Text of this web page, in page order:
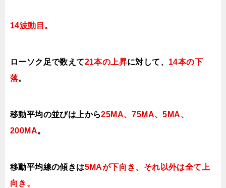
14波動目。
ローソク足で数えて21本の上昇に対して、 14本の下
落。
移動平均の並びは上から25MA、75MA、5MA、
200MA。
移動平均線の傾きは5MAが下向き、それ以外は全て上
向き。